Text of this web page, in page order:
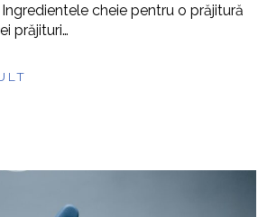
cheie pentru o prăjitură
prăjituri…